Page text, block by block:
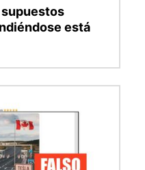
supuestos
está